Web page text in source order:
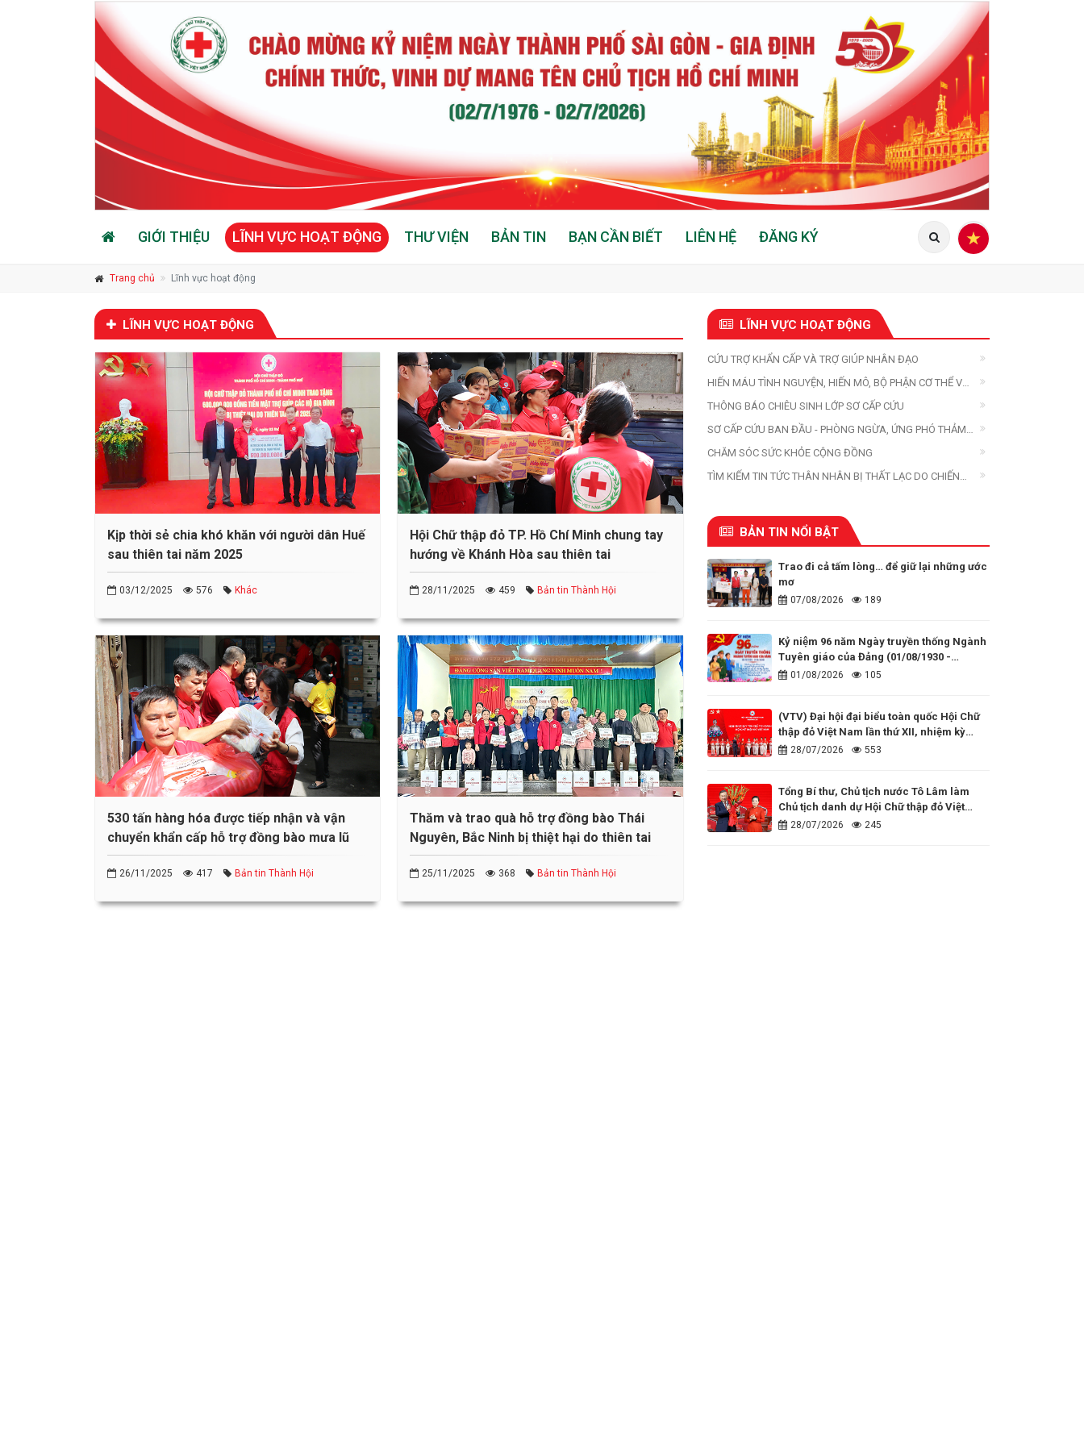
GIỚI THIỆU LĨNH VỰC HOẠT ĐỘNG THƯ VIỆN BẢN TIN BẠN CẦN BIẾT LIÊN HỆ ĐĂNG KÝ
Trang chủ Lĩnh vực hoạt động
LĨNH VỰC HOẠT ĐỘNG
Kịp thời sẻ chia khó khăn với người dân Huế
sau thiên tai năm 2025
03/12/2025 576 Khác
Hội Chữ thập đỏ TP. Hồ Chí Minh chung tay
hướng về Khánh Hòa sau thiên tai
28/11/2025 459 Bản tin Thành Hội
530 tấn hàng hóa được tiếp nhận và vận
chuyển khẩn cấp hỗ trợ đồng bào mưa lũ
26/11/2025 417 Bản tin Thành Hội
Thăm và trao quà hỗ trợ đồng bào Thái
Nguyên, Bắc Ninh bị thiệt hại do thiên tai
25/11/2025 368 Bản tin Thành Hội
LĨNH VỰC HOẠT ĐỘNG
CỨU TRỢ KHẨN CẤP VÀ TRỢ GIÚP NHÂN ĐẠO
HIẾN MÁU TÌNH NGUYỆN, HIẾN MÔ, BỘ PHẬN CƠ THỂ VÀ
HIẾN XÁC
THÔNG BÁO CHIÊU SINH LỚP SƠ CẤP CỨU
SƠ CẤP CỨU BAN ĐẦU - PHÒNG NGỪA, ỨNG PHÓ THẢM
HỌA
CHĂM SÓC SỨC KHỎE CỘNG ĐỒNG
TÌM KIẾM TIN TỨC THÂN NHÂN BỊ THẤT LẠC DO CHIẾN
BẢN TIN NỔI BẬT
Trao đi cả tấm lòng… để giữ lại những ước
mơ
07/08/2026 189
Kỷ niệm 96 năm Ngày truyền thống Ngành
Tuyên giáo của Đảng (01/08/1930 -
01/08/2026)
01/08/2026 105
(VTV) Đại hội đại biểu toàn quốc Hội Chữ
thập đỏ Việt Nam lần thứ XII, nhiệm kỳ
2026 - 2031
28/07/2026 553
Tổng Bí thư, Chủ tịch nước Tô Lâm làm
Chủ tịch danh dự Hội Chữ thập đỏ Việt
Nam28/07/2026 245